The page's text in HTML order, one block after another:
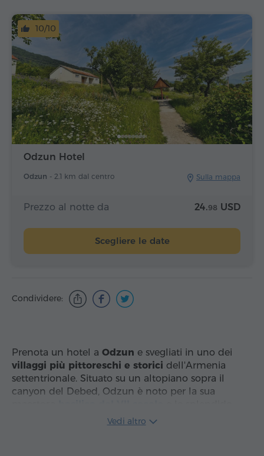
Odzun Hotel
Odzun - 2.1 km dal centro Sulla mappa
10/10
Prezzo al notte da 24.98 USD
Scegliere le date
Condividere:
Prenota un hotel a Odzun e svegliati in uno dei
villaggi più pittoreschi e storici dell'Armenia
settentrionale. Situato su un altopiano sopra il
canyon del Debed, Odzun è noto per la sua
. È una destinazione ideale per i
Vedi altro